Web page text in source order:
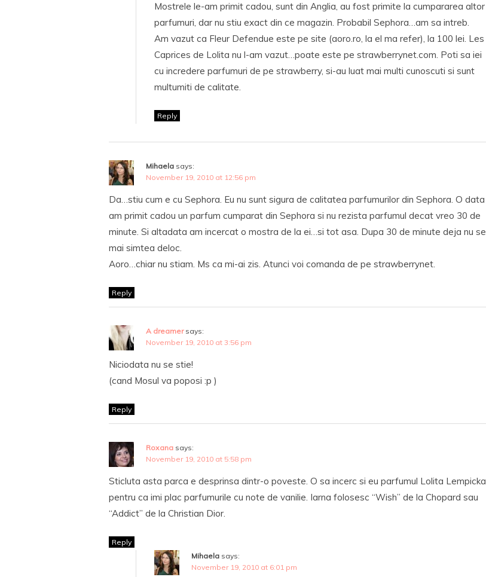
Mostrele le-am primit cadou, sunt din Anglia, au fost primite la cumpararea altor
parfumuri, dar nu stiu exact din ce magazin. Probabil Sephora…am sa intreb.
Am vazut ca Fleur Defendue este pe site (aoro.ro, la el ma refer), la 100 lei. Les
Caprices de Lolita nu l-am vazut…poate este pe strawberrynet.com. Poti sa iei
cu incredere parfumuri de pe strawberry, si-au luat mai multi cunoscuti si sunt
multumiti de calitate.
Reply
Mihaela says:
November 19, 2010 at 12:56 pm
Da…stiu cum e cu Sephora. Eu nu sunt sigura de calitatea parfumurilor din Sephora. O data
am primit cadou un parfum cumparat din Sephora si nu rezista parfumul decat vreo 30 de
minute. Si altadata am incercat o mostra de la ei…si tot asa. Dupa 30 de minute deja nu se
mai simtea deloc.
Aoro…chiar nu stiam. Ms ca mi-ai zis. Atunci voi comanda de pe strawberrynet.
Reply
A dreamer says:
November 19, 2010 at 3:56 pm
Niciodata nu se stie!
(cand Mosul va poposi :p )
Reply
Roxana says:
November 19, 2010 at 5:58 pm
Sticluta asta parca e desprinsa dintr-o poveste. O sa incerc si eu parfumul Lolita Lempicka
pentru ca imi plac parfumurile cu note de vanilie. Iarna folosesc “Wish” de la Chopard sau
“Addict” de la Christian Dior.
Reply
Mihaela says:
November 19, 2010 at 6:01 pm